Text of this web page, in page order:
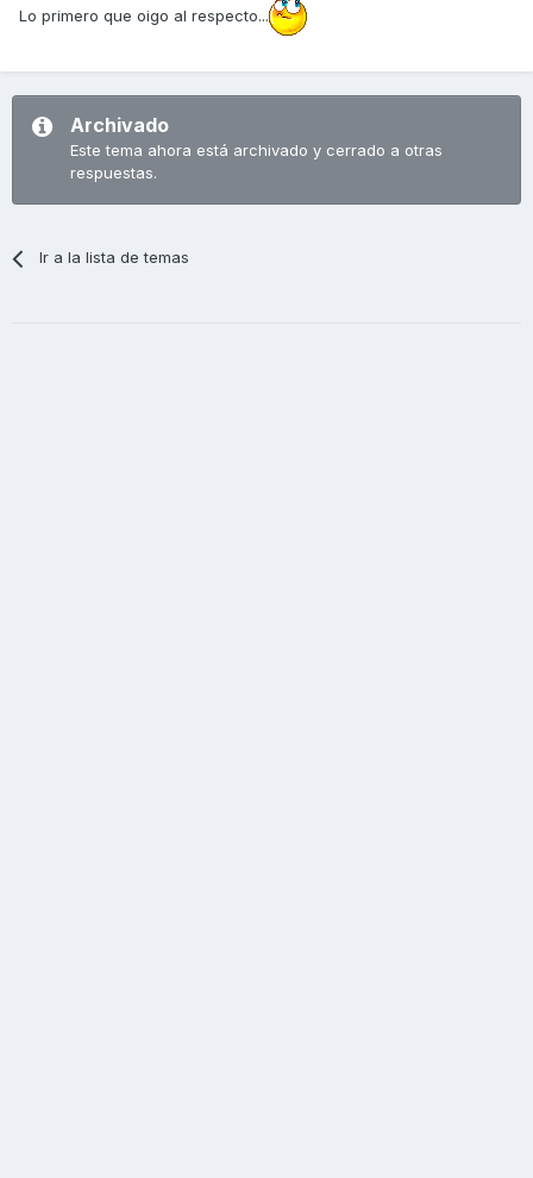
Lo primero que oigo al respecto...
Archivado
Este tema ahora está archivado y cerrado a otras
respuestas.
Ir a la lista de temas